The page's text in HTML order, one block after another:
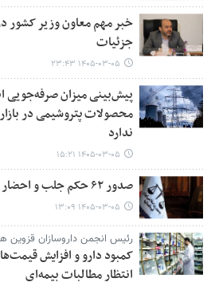
خبر مهم معاون وزیر کشور
جزئیات
۱۴۰۵-۰۳-۰۵ ۲۳:۴۳
پیش‌بینی میزان صرفه‌جویی
محصولات پتروشیمی در
ندارد
۱۴۰۵-۰۳-۰۵ ۱۵:۲۱
صدور ۶۲ حکم جلب و احضار ۱۳ مدیر پتروشیمی
۱۴۰۵-۰۳-۰۵ ۱۳:۰۹
رئیس انجمن داروسازان قزوین
کمبود دارو و افزایش
انتظار مطالبات بیمه‌ای